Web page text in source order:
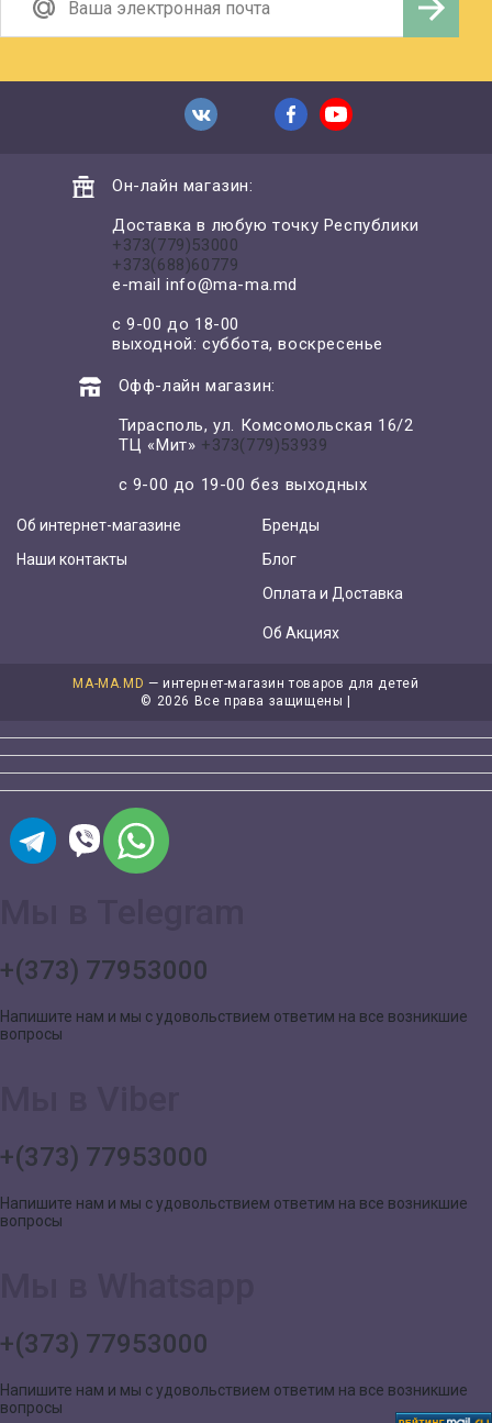
Он-лайн магазин:
Доставка в любую точку Республики
+373(779)53000
+373(688)60779
e-mailinfo@ma-ma.md
с 9-00 до 18-00
выходной: суббота, воскресенье
Офф-лайн магазин:
Тирасполь, ул. Комсомольская 16/2
ТЦ «Мит» +373(779)53939
с 9-00 до 19-00 без выходных
Об интернет-магазине
Наши контакты
Бренды
Блог
Оплата и Доставка
Об Акциях
MA-MA.MD — интернет-магазин товаров для детей
© 2026 Все права защищены |
+(373) 77953000
Напишите нам и мы с удовольствием ответим на все возникшие
вопросы
+(373) 77953000
Напишите нам и мы с удовольствием ответим на все возникшие
вопросы
+(373) 77953000
Напишите нам и мы с удовольствием ответим на все возникшие
вопросы